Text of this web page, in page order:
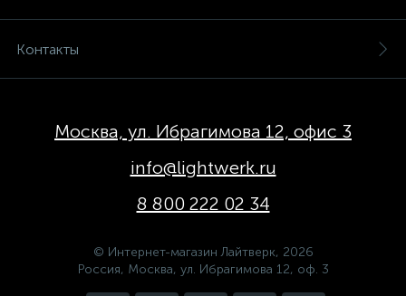
Контакты
Москва, ул. Ибрагимова 12, офис 3
info@lightwerk.ru
8 800 222 02 34
© Интернет-магазин Лайтверк, 2026
Россия, Москва, ул. Ибрагимова 12, оф. 3